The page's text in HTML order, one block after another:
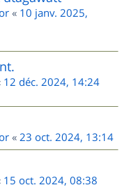
« 10 janv. 2025,
12 déc. 2024, 14:24
« 23 oct. 2024, 13:14
15 oct. 2024, 08:38